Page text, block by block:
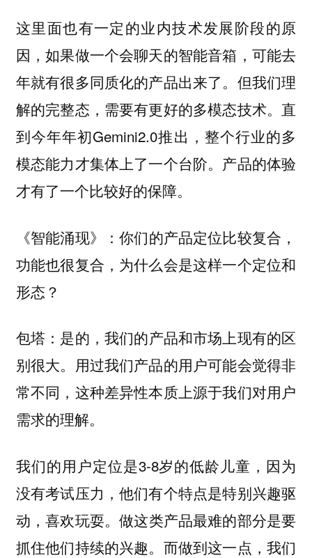
这里面也有一定的业内技术发展阶段的原
因，如果做一个会聊天的智能音箱，可能去
年就有很多同质化的产品出来了。但我们理
解的完整态，需要有更好的多模态技术。直
到今年年初Gemini2.0推出，整个行业的多
模态能力才集体上了一个台阶。产品的体验
才有了一个比较好的保障。
《智能涌现》：你们的产品定位比较复合，
功能也很复合，为什么会是这样一个定位和
形态？
包塔： 是的，我们的产品和市场上现有的区
别很大。用过我们产品的用户可能会觉得非
常不同，这种差异性本质上源于我们对用户
需求的理解。
我们的用户定位是3-8岁的低龄儿童，因为
没有考试压力，他们有个特点是特别兴趣驱
动，喜欢玩耍。做这类产品最难的部分是要
抓住他们持续的兴趣。 而做到这一点，我们